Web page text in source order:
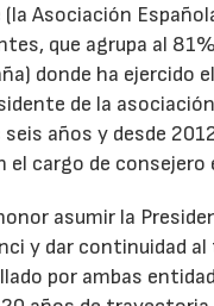
(la Asociación
que agrupa al
donde ha ejercido
de la
años y desde
el cargo de consejero
asumir la
y dar continuidad
por ambas